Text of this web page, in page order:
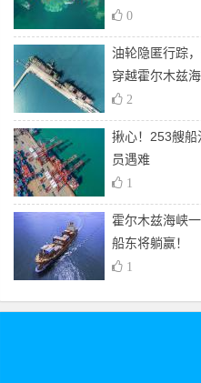
0
油轮隐匿行踪
穿越霍尔木兹
2
揪心！253艘
员遇难
1
霍尔木兹海峡
船东将躺赢！
1